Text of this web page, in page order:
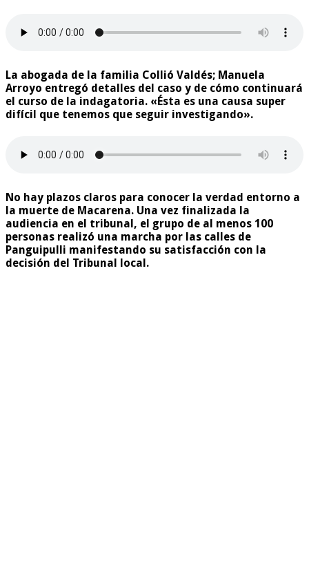
La abogada de la familia Collió Valdés; Manuela
Arroyo entregó detalles del caso y de cómo continuará
el curso de la indagatoria. «Ésta es una causa super
difícil que tenemos que seguir investigando».
No hay plazos claros para conocer la verdad entorno a
la muerte de Macarena. Una vez finalizada la
audiencia en el tribunal, el grupo de al menos 100
personas realizó una marcha por las calles de
Panguipulli manifestando su satisfacción con la
decisión del Tribunal local.